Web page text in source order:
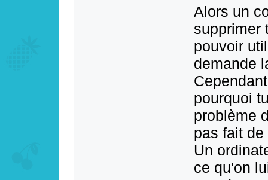
Alors un
supprimer
pouvoir
demande
pourquoi
problème
pas fait
Un
ce qu'on